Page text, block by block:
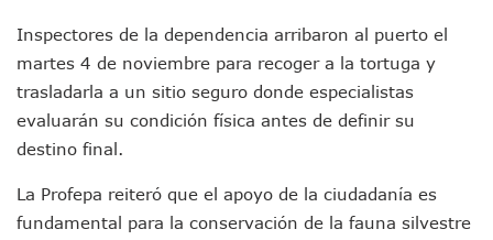
Brigada Forense Brindará Atención A Familias De
Vecinos De Vallarta 500 Exponen Queja De Vialidades A
Pelea De Extranjera Durante Función De “La Odisea” En
Joven Esgrimista De Puerto Vallarta Asegura Lugar En El
Monzón Mexicano Causará Lluvias Muy Fuertes En
Acusado De Homicidio En El Tuito Permanecerá Un Año
Descartan Riesgo De Tsunami Para Puerto Vallarta Tras
Inspectores de la dependencia arribaron al puerto el
martes 4 de noviembre para recoger a la tortuga y
trasladarla a un sitio seguro donde especialistas
evaluarán su condición física antes de definir su
destino final.
La Profepa reiteró que el apoyo de la ciudadanía es
fundamental para la conservación de la fauna silvestre